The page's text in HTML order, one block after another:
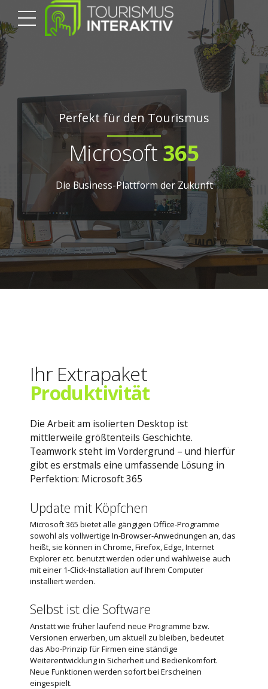
Perfekt für den Tourismus
Microsoft 365
Die Business-Plattform der Zukunft
Ihr Extrapaket
Produktivität
Die Arbeit am isolierten Desktop ist
mittlerweile größtenteils Geschichte.
Teamwork steht im Vordergrund – und hierfür
gibt es erstmals eine umfassende Lösung in
Perfektion: Microsoft 365
Update mit Köpfchen
Microsoft 365 bietet alle gängigen Office-Programme
sowohl als vollwertige In-Browser-Anwednungen an, das
heißt, sie können in Chrome, Firefox, Edge, Internet
Explorer etc. benutzt werden oder und wahlweise auch
mit einer 1-Click-Installation auf Ihrem Computer
installiert werden.
Selbst ist die Software
Anstatt wie früher laufend neue Programme bzw.
Versionen erwerben, um aktuell zu bleiben, bedeutet
das Abo-Prinzip für Firmen eine ständige
Weiterentwicklung in Sicherheit und Bedienkomfort.
Neue Funktionen werden sofort bei Erscheinen
eingespielt.